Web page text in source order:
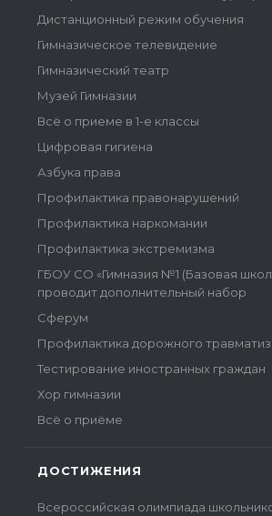
Дистанционный режим обучения
Гимназическое телевидение
Гимназический театр
Музей Гимназии
Всё о приеме в 1-е классы
Цифровая гигиена
Азбука права
Профилактика правонарушений
Профилактика наркомании
Профилактика экстремизма
ГБОУ СО «Гимназия №1 (Базовая
проводит дополнительный набор
Сферум
Профилактика дорожного
Тестирование иностранных граждан
Хор гимназии
Всё о приёме
ДОСТИЖЕНИЯ
Всероссийская олимпиада